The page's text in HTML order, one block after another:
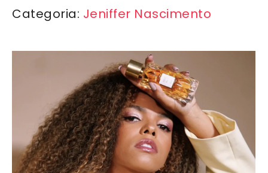
Categoria: Jeniffer Nascimento